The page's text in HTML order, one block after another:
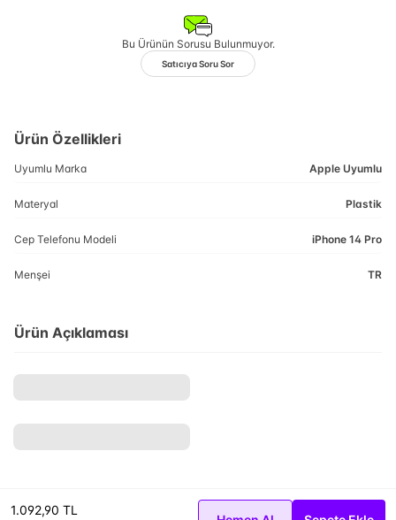
Bu Ürünün Sorusu Bulunmuyor.
Satıcıya Soru Sor
1.092,90 TL
Ürün Özellikleri
Uyumlu Marka Apple Uyumlu
Materyal Plastik
Cep Telefonu Modeli iPhone 14 Pro
Menşei TR
Ürün Açıklaması